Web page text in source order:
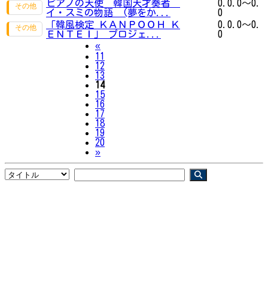
ピアノの天使 韓国天才奏者
イ・スミの物語 (夢をか...
0.0.0～0.
0
「韓風検定 ＫＡＮＰＯＯＨ Ｋ
ＥＮＴＥＩ」 プロジェ...
0.0.0～0.
0
«Previous
11
12
13
14
15
16
17
18
19
20
»Next